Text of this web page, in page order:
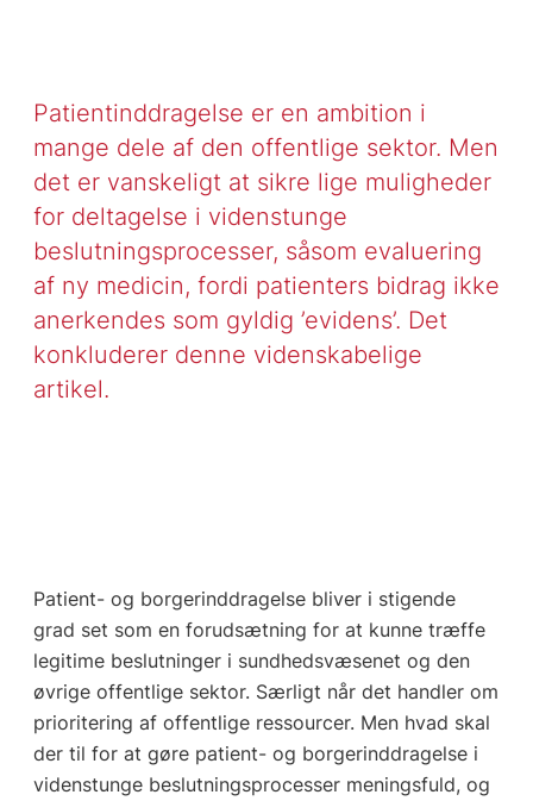
Patientinddragelse er en ambition i
mange dele af den offentlige sektor. Men
det er vanskeligt at sikre lige muligheder
for deltagelse i videnstunge
beslutningsprocesser, såsom evaluering
af ny medicin, fordi patienters bidrag ikke
anerkendes som gyldig ’evidens’. Det
konkluderer denne videnskabelige
artikel.
Patient- og borgerinddragelse bliver i stigende
grad set som en forudsætning for at kunne træffe
legitime beslutninger i sundhedsvæsenet og den
øvrige offentlige sektor. Særligt når det handler om
prioritering af offentlige ressourcer. Men hvad skal
der til for at gøre patient- og borgerinddragelse i
videnstunge beslutningsprocesser meningsfuld, og